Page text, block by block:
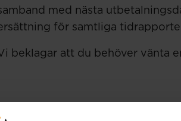
med nästa
för samtliga
beklagar att du behöver vänta